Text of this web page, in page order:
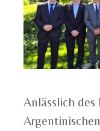
Anlässlich